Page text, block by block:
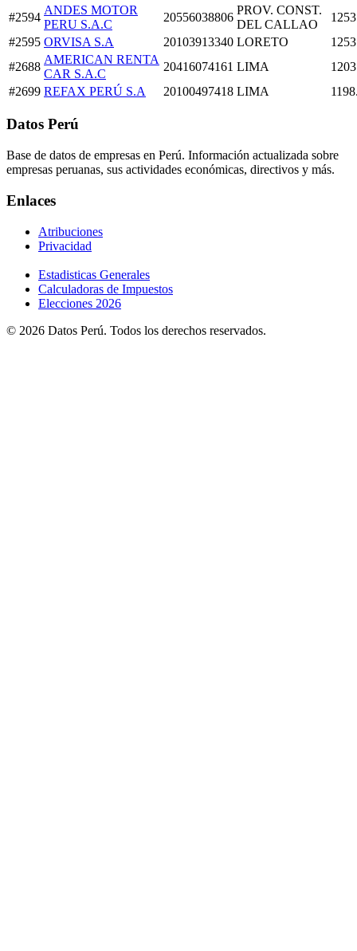
#2594
ANDES MOTOR
PERU S.A.C
20556038806
PROV. CONST.
DEL CALLAO
#2595 ORVISA S.A 20103913340 LORETO
#2688
AMERICAN RENTA
CAR S.A.C
20416074161 LIMA
#2699 REFAX PERÚ S.A 20100497418 LIMA
Datos Perú
Base de datos de empresas en Perú. Información actualizada sobre
empresas peruanas, sus actividades económicas, directivos y más.
Enlaces
Atribuciones
Privacidad
Estadisticas Generales
Calculadoras de Impuestos
Elecciones 2026
© 2026 Datos Perú. Todos los derechos reservados.